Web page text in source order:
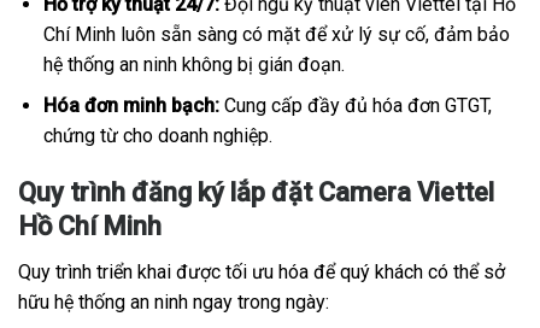
Chí Minh luôn sẵn sàng có mặt để xử lý sự cố, đảm bảo
hệ thống an ninh không bị gián đoạn.
Hóa đơn minh bạch:Cung cấp đầy đủ hóa đơn GTGT,
chứng từ cho doanh nghiệp.
Quy trình đăng ký lắp đặt Camera Viettel
Hồ Chí Minh
Quy trình triển khai được tối ưu hóa để quý khách có thể sở
hữu hệ thống an ninh ngay trong ngày: